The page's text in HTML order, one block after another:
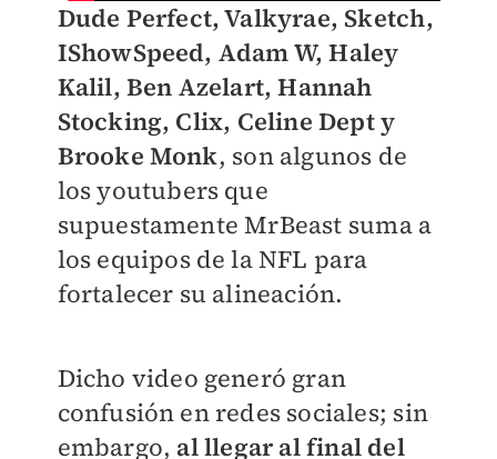
Dude Perfect, Valkyrae, Sketch,
IShowSpeed, Adam W, Haley
Kalil, Ben Azelart, Hannah
Stocking, Clix, Celine Dept y
Brooke Monk, son algunos de
los youtubers que
supuestamente MrBeast suma a
los equipos de la NFL para
fortalecer su alineación.
Dicho video generó gran
confusión en redes sociales; sin
embargo, al llegar al final del